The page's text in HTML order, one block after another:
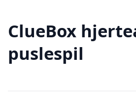
ClueBox
puslespil